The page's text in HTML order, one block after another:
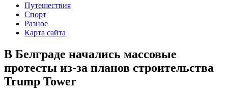
Путешествия
Спорт
Разное
Карта сайта
В Белграде начались массовые
протесты из-за планов строительства
Trump Tower